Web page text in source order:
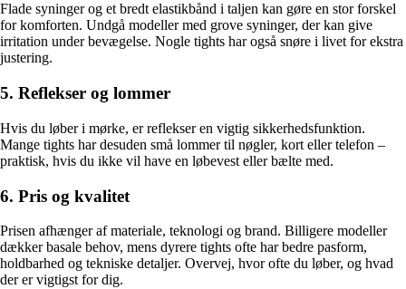
Flade syninger og et bredt elastikbånd i taljen kan gøre en stor forskel
for komforten. Undgå modeller med grove syninger, der kan give
irritation under bevægelse. Nogle tights har også snøre i livet for ekstra
justering.
5. Reflekser og lommer
Hvis du løber i mørke, er reflekser en vigtig sikkerhedsfunktion.
Mange tights har desuden små lommer til nøgler, kort eller telefon –
praktisk, hvis du ikke vil have en løbevest eller bælte med.
6. Pris og kvalitet
Prisen afhænger af materiale, teknologi og brand. Billigere modeller
dækker basale behov, mens dyrere tights ofte har bedre pasform,
holdbarhed og tekniske detaljer. Overvej, hvor ofte du løber, og hvad
der er vigtigst for dig.